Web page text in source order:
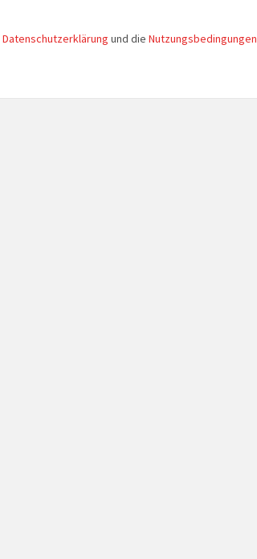
Datenschutzerklärung und die Nutzungsbedingungen